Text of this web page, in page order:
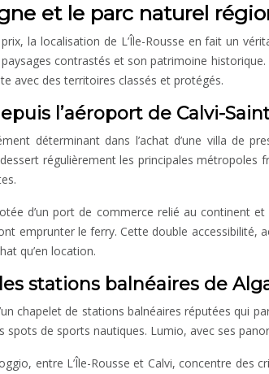
et le parc naturel
la localisation de L’Île-Rousse en fait un
contrastés et son patrimoine historique.
avec des territoires classés et protégés.
l’aéroport de Calvi-
déterminant dans l’achat d’une villa de
régulièrement les principales métropoles
d’un port de commerce relié au continent
emprunter le ferry. Cette double accessibilité,
qu’en location.
stations balnéaires de
chapelet de stations balnéaires réputées
spots de sports nautiques. Lumio, avec ses
entre L’Île-Rousse et Calvi, concentre